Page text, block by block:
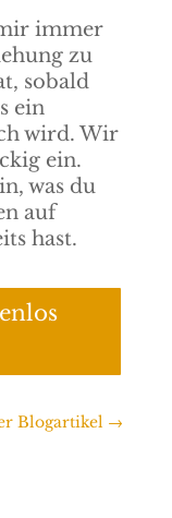
immer
zu
sobald
ein
wird. Wir
ein.
was du
auf
hast.
Blogartikel →